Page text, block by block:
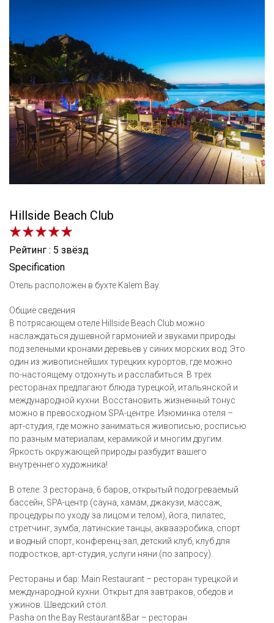
Hillside Beach Club
Рейтинг : 5 звёзд
Specification
Отель расположен в бухте Kalem Bay.
Общие сведения
В потрясающем отеле Hillside Beach Club можно
наслаждаться душевной гармонией и звуками природы
под зелеными кронами деревьев у синих морских вод. Это
один из живописнейших турецких курортов, где можно
по-настоящему отдохнуть и расслабиться. В трех
ресторанах предлагают блюда турецкой, итальянской и
международной кухни. Восстановить жизненный тонус
можно в превосходном SPA-центре. Изюминка отеля –
арт-студия, где можно заниматься живописью, росписью
по разным материалам, керамикой и многим другим.
Яркость окружающей природы разбудит вашего
внутреннего художника!
В отеле: 3 ресторана, 6 баров, открытый подогреваемый
бассейн, SPA-центр (сауна, хамам, джакузи, массаж,
процедуры по уходу за лицом и телом), йога, пилатес,
стретчинг, зумба, латинские танцы, аквааэробика, спорт
и водный спорт, конференц-зал, детский клуб, клуб для
подростков, арт-студия, услуги няни (по запросу).
Рестораны и бар: Main Restaurant – ресторан турецкой и
международной кухни. Открыт для завтраков, обедов и
ужинов. Шведский стол.
Pasha on the Bay Restaurant&Bar – ресторан